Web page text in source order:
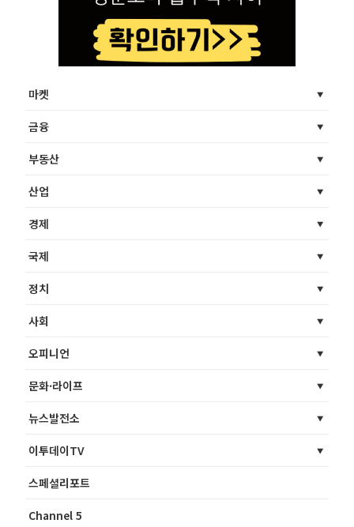
마켓
금융
부동산
산업
경제
국제
정치
사회
오피니언
문화·라이프
뉴스발전소
이투데이TV
스페셜리포트
Channel 5